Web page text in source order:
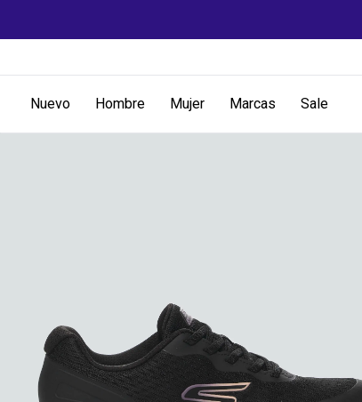
Nuevo Hombre Mujer Marcas Sale